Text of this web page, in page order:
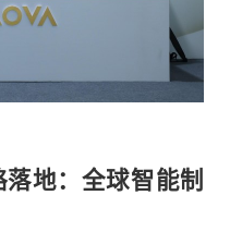
落地：全球智能制